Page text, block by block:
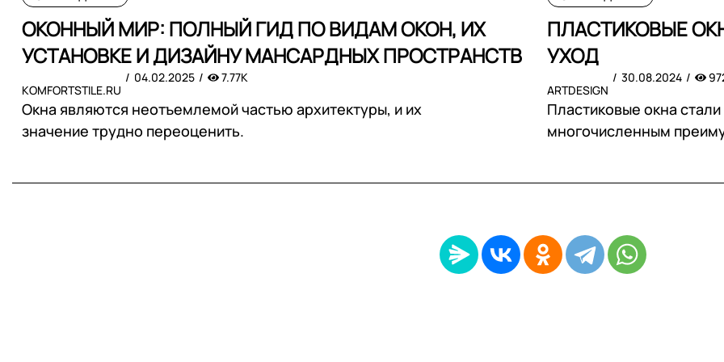
ОКОННЫЙ МИР: ПОЛНЫЙ ГИД ПО ВИДАМ ОКОН, ИХ
УСТАНОВКЕ И ДИЗАЙНУ МАНСАРДНЫХ ПРОСТРАНСТВ
KOMFORTSTILE.RU
04.02.2025 7.77K
Окна являются неотъемлемой частью архитектуры, и их
значение трудно переоценить.
ПЛАСТИКОВЫЕ
УХОД
ARTDESIGN
30.08.2024
Пластиковые окна
многочисленным